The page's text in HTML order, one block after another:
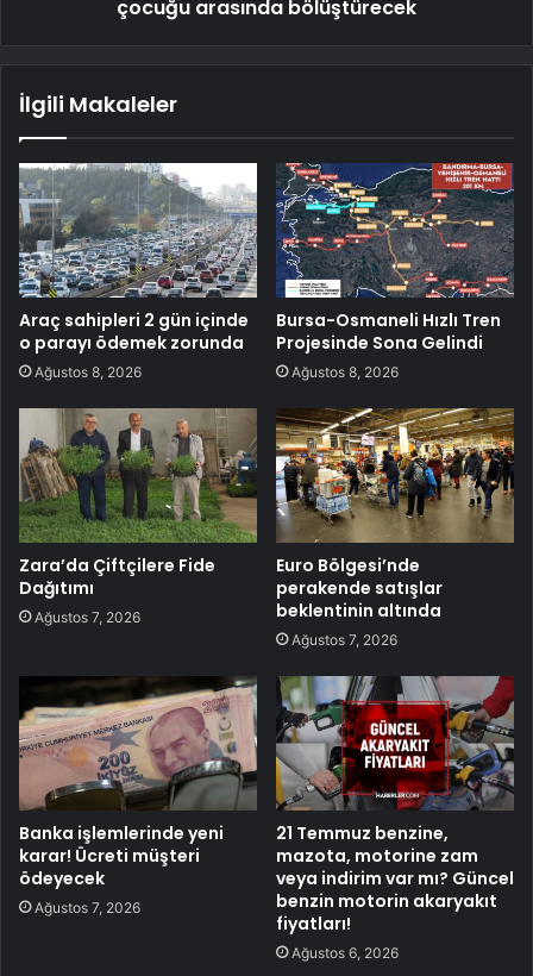
çocuğu arasında bölüştürecek
İlgili Makaleler
Araç sahipleri 2 gün içinde
o parayı ödemek zorunda
Ağustos 8, 2026
Bursa-Osmaneli Hızlı Tren
Projesinde Sona Gelindi
Ağustos 8, 2026
Zara’da Çiftçilere Fide
Dağıtımı
Ağustos 7, 2026
Euro Bölgesi’nde
perakende satışlar
beklentinin altında
Ağustos 7, 2026
Banka işlemlerinde yeni
karar! Ücreti müşteri
ödeyecek
Ağustos 7, 2026
21 Temmuz benzine,
mazota, motorine zam
veya indirim var mı? Güncel
benzin motorin akaryakıt
fiyatları!
Ağustos 6, 2026